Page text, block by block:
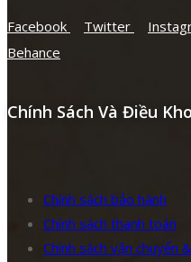
Facebook Twitter
Behance
Chính Sách Và Điều
Chính sách bảo hành
Chính sách thanh toán
Chính sách vận chuyển